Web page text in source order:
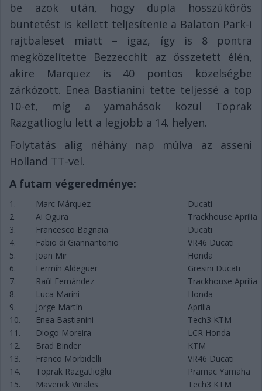
be azok után, hogy dupla hosszúkörös
büntetést is kellett teljesítenie a Balaton Park-i
rajtbaleset miatt – igaz, így is 8 pontra
megközelítette Bezzecchit az összetett élén,
akire Marquez is 40 pontos közelségbe
zárkózott. Enea Bastianini tette teljessé a top
10-et, míg a yamahások közül Toprak
Razgatlioglu lett a legjobb a 14. helyen.
Folytatás alig néhány nap múlva az asseni
Holland TT-vel.
A futam végeredménye:
1. Marc Márquez
Ducati
2.
Ai Ogura
Trackhouse Aprilia
3.
Francesco Bagnaia
Ducati
4.
Fabio di Giannantonio
VR46 Ducati
5.
Joan Mir
Honda
6.
Fermín Aldeguer
Gresini Ducati
7.
Raúl Fernández
Trackhouse Aprilia
8.
Luca Marini
Honda
9.
Jorge Martín
Aprilia
10.
Enea Bastianini
Tech3 KTM
11.
Diogo Moreira
LCR Honda
12.
Brad Binder
KTM
13.
Franco Morbidelli
VR46 Ducati
14.
Toprak Razgatlıoğlu
Pramac Yamaha
15.
Maverick Viñales
Tech3 KTM